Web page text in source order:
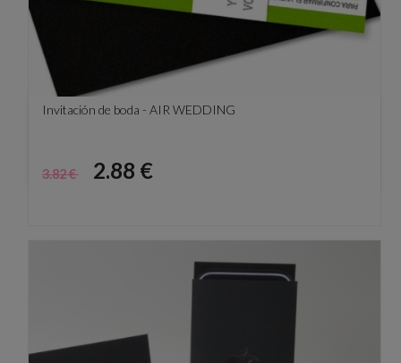
Invitación de boda - AIR WEDDING
Precio
base
Precio
3.82 € 2.88 €